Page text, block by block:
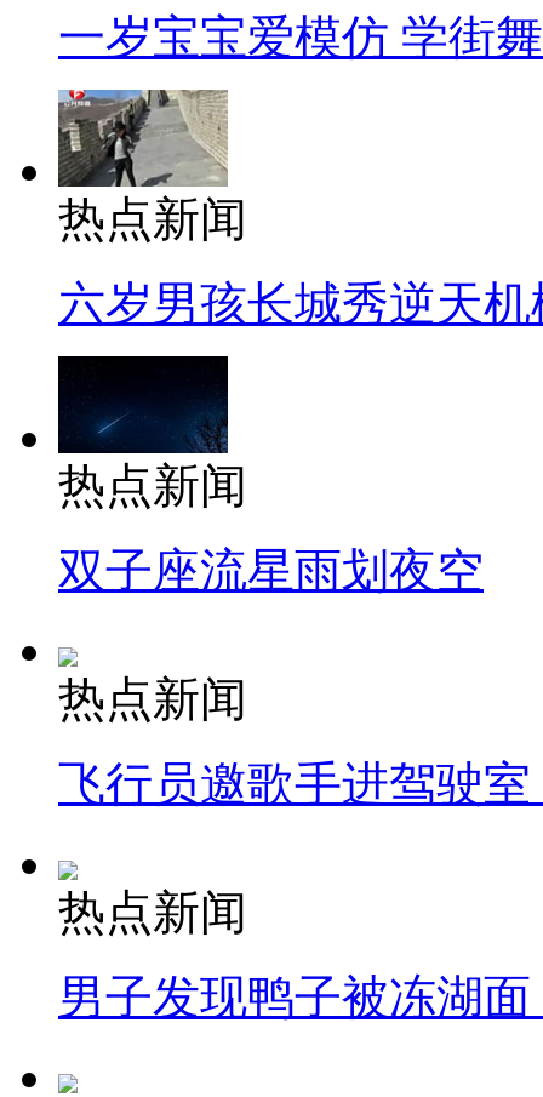
一岁宝宝爱模仿 学街
热点新闻
六岁男孩长城秀逆天机
热点新闻
双子座流星雨划夜空
热点新闻
飞行员邀歌手进驾驶
热点新闻
男子发现鸭子被冻湖